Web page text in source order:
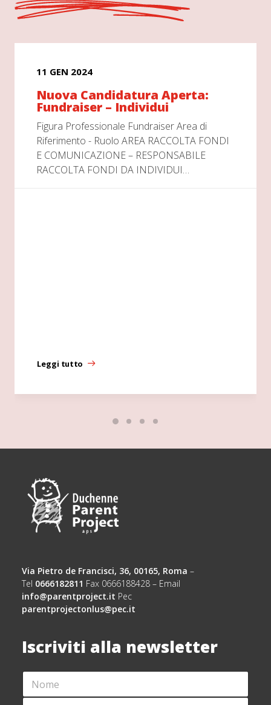
11 GEN 2024
Nuova Candidatura Aperta:
Fundraiser – Individui
Figura Professionale Fundraiser Area di
Riferimento - Ruolo AREA RACCOLTA FONDI
E COMUNICAZIONE – RESPONSABILE
RACCOLTA FONDI DA INDIVIDUI…
Leggi tutto
Via Pietro de Francisci, 36, 00165, Roma –
Tel 0666182811 Fax 0666188428 – Email
info@parentproject.it Pec
parentprojectonlus@pec.it
Iscriviti alla newsletter
A
C
N
M
C